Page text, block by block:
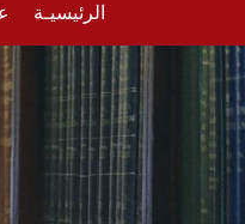
الرئيسيـة